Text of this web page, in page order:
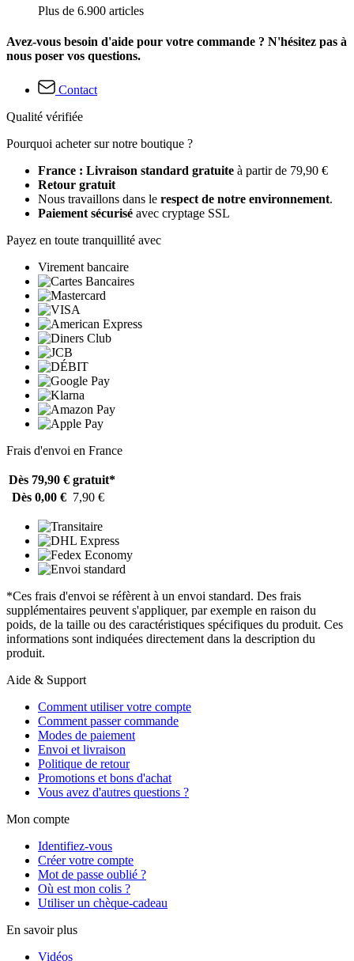
Plus de 6.900 articles
Avez-vous besoin d'aide pour votre commande ? N'hésitez pas à
nous poser vos questions.
Contact
Qualité vérifiée
Pourquoi acheter sur notre boutique ?
France : Livraison standard gratuite à partir de 79,90 €
Retour gratuit
Nous travaillons dans le respect de notre environnement.
Paiement sécurisé avec cryptage SSL
Payez en toute tranquillité avec
Virement bancaire
Frais d'envoi en France
Dès 79,90 € gratuit*
Dès 0,00 € 7,90 €
*Ces frais d'envoi se réfèrent à un envoi standard. Des frais
supplémentaires peuvent s'appliquer, par exemple en raison du
poids, de la taille ou des caractéristiques spécifiques du produit. Ces
informations sont indiquées directement dans la description du
produit.
Aide & Support
Comment utiliser votre compte
Comment passer commande
Modes de paiement
Envoi et livraison
Politique de retour
Promotions et bons d'achat
Vous avez d'autres questions ?
Mon compte
Identifiez-vous
Créer votre compte
Mot de passe oublié ?
Où est mon colis ?
Utiliser un chèque-cadeau
En savoir plus
Vidéos